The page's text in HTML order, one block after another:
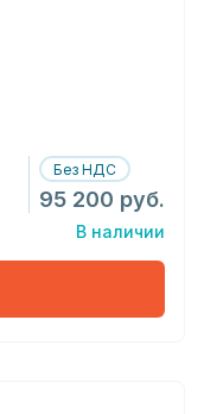
Без НДС
95 200 руб.
В наличии